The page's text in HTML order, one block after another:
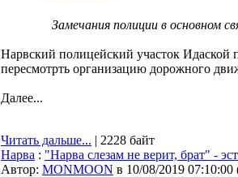
Замечания полиции в основном
Нарвский полицейский участок Идаской
пересмотрть организацию дорожного
Далее...
Читать дальше... | 2228 байт
Нарва : "Нарва слезам не верит, брат" -
Автор: MONMOON в 10/08/2019 07:10:00